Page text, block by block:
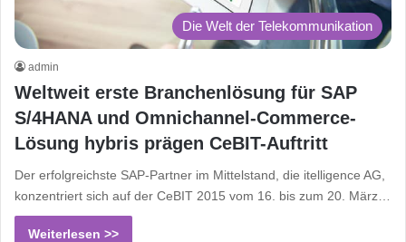
Die Welt der Telekommunikation
admin
Weltweit erste Branchenlösung für SAP
S/4HANA und Omnichannel-Commerce-
Lösung hybris prägen CeBIT-Auftritt
Der erfolgreichste SAP-Partner im Mittelstand, die itelligence AG,
konzentriert sich auf der CeBIT 2015 vom 16. bis zum 20. März…
Weiterlesen >>